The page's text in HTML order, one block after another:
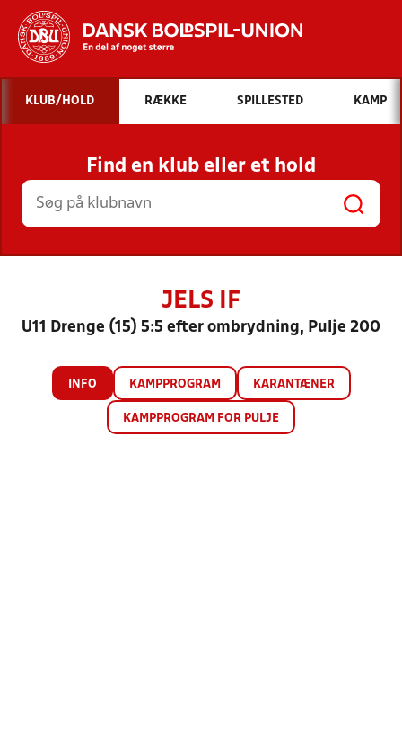
Hvad vil du søge efter?
INDHOLD OG NYHEDER
STILLINGER, RESULTATER, KLUBBER OG
HOLD
KLUB/HOLD RÆKKE SPILLESTED KAMP
Find en klub eller et hold
JELS IF
U11 Drenge (15) 5:5 efter ombrydning, Pulje 200
INFO KAMPPROGRAM KARANTÆNER
KAMPPROGRAM FOR PULJE